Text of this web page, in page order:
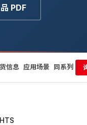
PDF
信息 应用场景 同系列